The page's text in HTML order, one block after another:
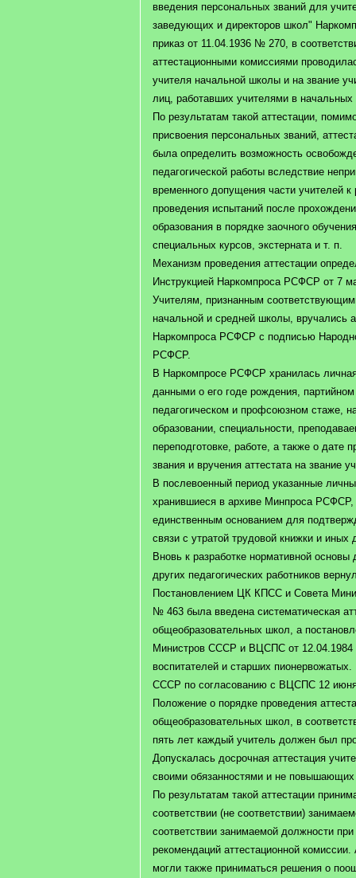
введения персональных званий для
заведующих и директоров школ"
приказ от 11.04.1936 № 270, в
аттестационными комиссиями
учителя начальной школы и на звание
лиц, работавших учителями в
По результатам такой аттестации,
присвоения персональных званий,
была определить возможность
педагогической работы вследствие
временного допущения части учителей
проведения испытаний после
образования в порядке заочного
специальных курсов, экстерната и т. п.
Механизм проведения аттестации
Инструкцией Наркомпроса РСФСР от 7
Учителям, признанным
начальной и средней школы, вручались
Наркомпроса РСФСР с подписью
РСФСР.
В Наркомпросе РСФСР хранилась личная
данными о его годе рождения,
педагогическом и профсоюзном стаже,
образовании, специальности,
переподготовке, работе, а также о дате
звания и вручения аттестата на звание
В послевоенный период указанные
хранившиеся в архиве Минпроса РСФСР,
единственным основанием для
связи с утратой трудовой книжки и иных
Вновь к разработке нормативной основы
других педагогических работников
Постановлением ЦК КПСС и Совета
№ 463 была введена систематическая
общеобразовательных школ, а
Министров СССР и ВЦСПС от 12.04.1984
воспитателей и старших
СССР по согласованию с ВЦСПС 12 июня
Положение о порядке проведения
общеобразовательных школ, в
пять лет каждый учитель должен был
Допускалась досрочная аттестация
своими обязанностями и не
По результатам такой аттестации
соответствии (не соответствии)
соответствии занимаемой должности
рекомендаций аттестационной
могли также приниматься решения о